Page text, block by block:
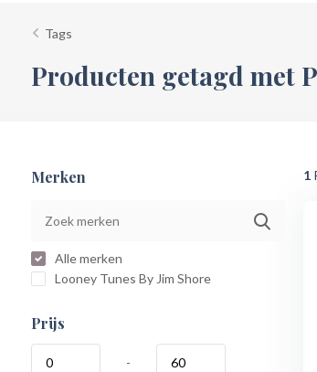
Tags
Producten getagd met
Merken
Alle merken
Looney Tunes By Jim Shore
Prijs
-
1